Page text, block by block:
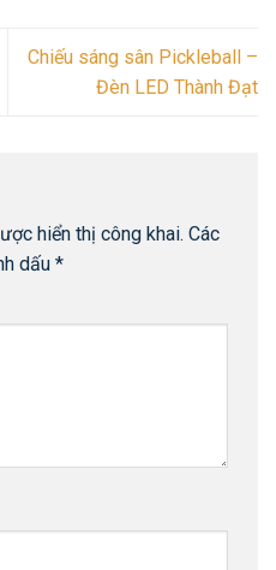
Chiếu sáng sân Pickleball –
Đèn LED Thành Đạt
hiển thị công khai. Các
dấu *